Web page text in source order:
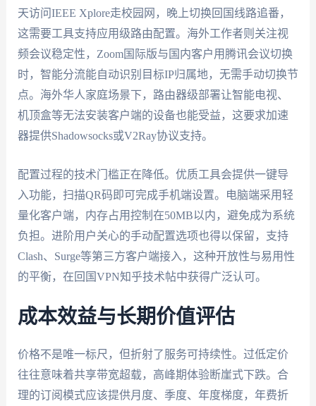
天访问IEEE Xplore走校园网，晚上切换回国线路追番，
这需要工具支持应用级路由配置。海外工作者则关注视
频会议稳定性，Zoom国际版与国内客户用腾讯会议切换
时，智能分流能自动识别目标IP归属地，无需手动切换节
点。海外华人家庭场景下，路由器级部署让智能电视、
机顶盒等无法安装客户端的设备也能受益，这要求加速
器提供Shadowsocks或V2Ray协议支持。
配置过程的技术门槛正在降低。优质工具会提供一键导
入功能，扫描QR码即可完成手机端设置。电脑端采用轻
量化客户端，内存占用控制在50MB以内，避免成为系统
负担。进阶用户关心的手动配置选项也得以保留，支持
Clash、Surge等第三方客户端接入，这种开放性与易用性
的平衡，在回国VPN知乎技术帖中获得广泛认可。
成本效益与长期价值评估
价格不是唯一标尺，但折射了服务可持续性。过低定价
往往意味着共享带宽超载，高峰期体验断崖式下跌。合
理的订阅模式应该提供月度、季度、年度梯度，年费折